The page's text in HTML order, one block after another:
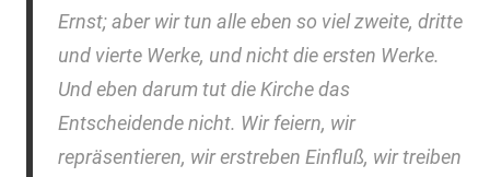
Ernst; aber wir tun alle eben so viel zweite, dritte
und vierte Werke, und nicht die ersten Werke.
Und eben darum tut die Kirche das
Entscheidende nicht. Wir feiern, wir
repräsentieren, wir erstreben Einfluß, wir treiben